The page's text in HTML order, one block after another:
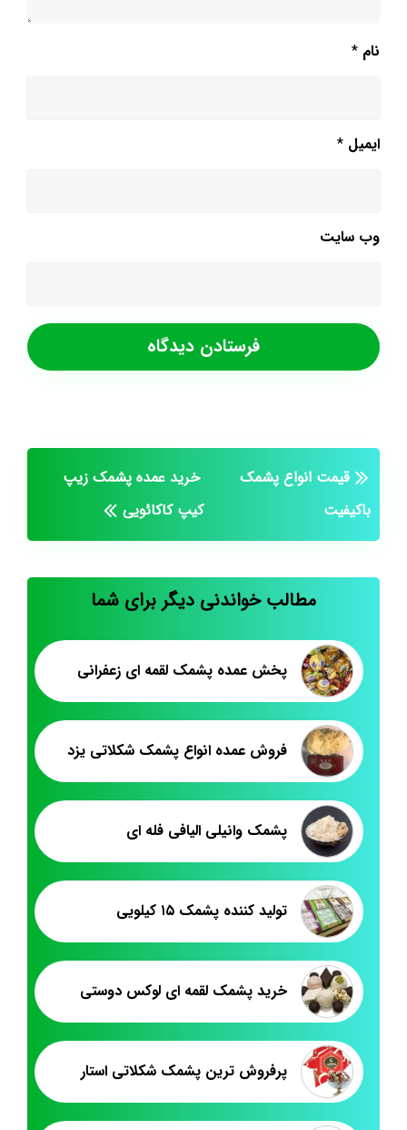
نام *
ایمیل *
وب‌ سایت
قیمت انواع پشمک
باکیفیت
خرید عمده پشمک زیپ
کیپ کاکائویی
مطالب خواندنی دیگر برای شما
پخش عمده پشمک لقمه ای زعفرانی
فروش عمده انواع پشمک شکلاتی یزد
پشمک وانیلی الیافی فله ای
تولید کننده پشمک ۱۵ کیلویی
خرید پشمک لقمه ای لوکس دوستی
پرفروش ترین پشمک شکلاتی استار